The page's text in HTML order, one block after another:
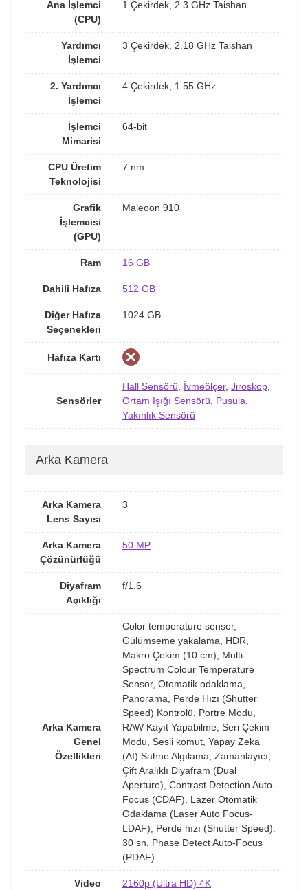
Ana İşlemci
(CPU)
1 Çekirdek, 2.3 GHz Taishan
Yardımcı
İşlemci
3 Çekirdek, 2.18 GHz Taishan
2. Yardımcı
İşlemci
4 Çekirdek, 1.55 GHz
İşlemci
Mimarisi
64-bit
CPU Üretim
Teknolojisi
7 nm
Grafik
İşlemcisi
(GPU)
Maleoon 910
Ram 16 GB
Dahili Hafıza 512 GB
Diğer Hafıza
Seçenekleri
1024 GB
Hafıza Kartı
Sensörler
Hall Sensörü İvmeölçer, Jiroskop
Ortam Işığı Sensörü
Pusula
Yakınlık Sensörü
Arka Kamera
Arka Kamera
Lens Sayısı
3
Arka Kamera
Çözünürlüğü
50 MP
Diyafram
Açıklığı
f/1.6
Arka Kamera
Genel
Özellikleri
Color temperature sensor,
Gülümseme yakalama, HDR,
Makro Çekim (10 cm), Multi-
Spectrum Colour Temperature
Sensor, Otomatik odaklama,
Panorama, Perde Hızı (Shutter
Speed) Kontrolü, Portre Modu,
RAW Kayıt Yapabilme, Seri Çekim
Modu, Sesli komut, Yapay Zeka
(AI) Sahne Algılama, Zamanlayıcı,
Çift Aralıklı Diyafram (Dual
Aperture), Contrast Detection Auto-
Focus (CDAF), Lazer Otomatik
Odaklama (Laser Auto Focus-
LDAF), Perde hızı (Shutter Speed):
30 sn, Phase Detect Auto-Focus
(PDAF)
Video
2160p (Ultra HD) 4K